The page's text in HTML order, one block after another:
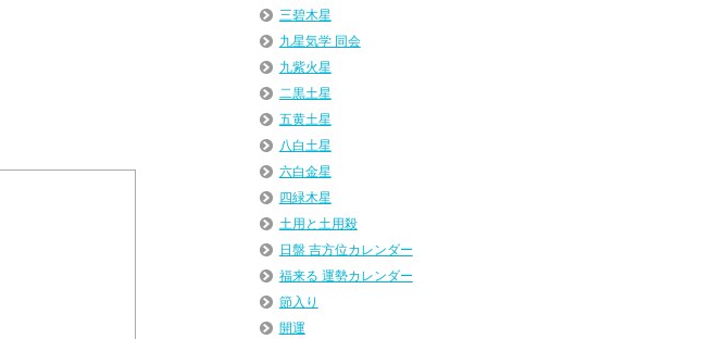
三碧木星
九星気学 同会
九紫火星
二黒土星
五黄土星
八白土星
六白金星
四緑木星
土用と土用殺
日盤 吉方位カレンダー
福来る 運勢カレンダー
節入り
開運